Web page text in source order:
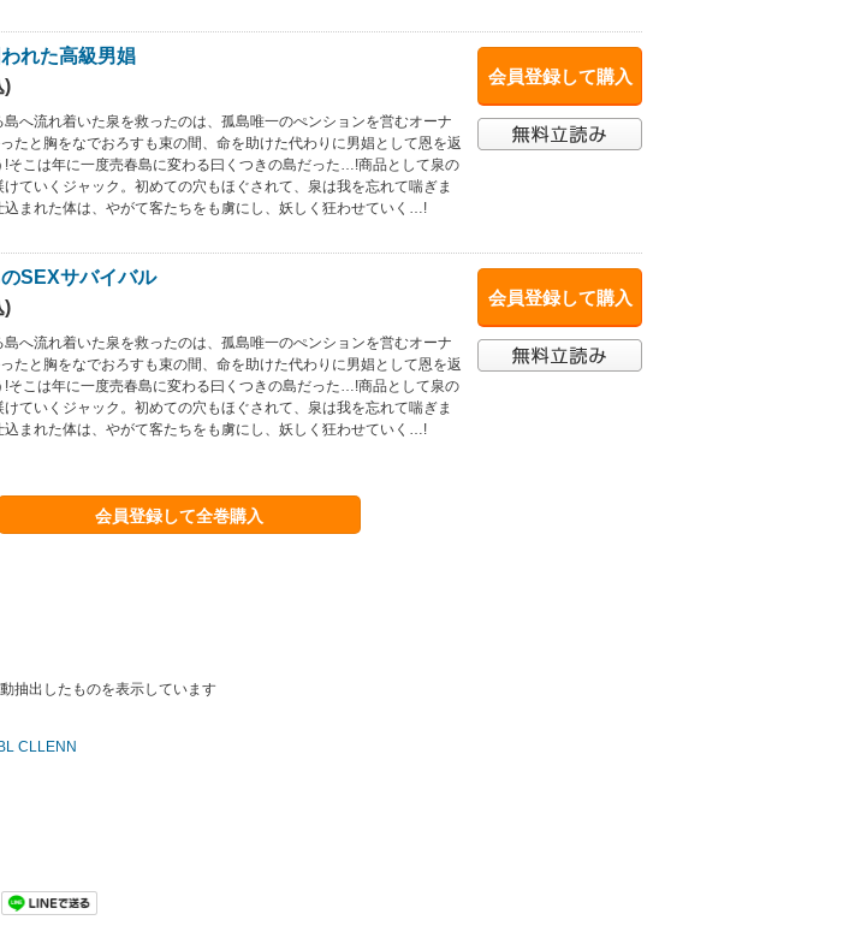
会員登録して購入
れた高級男娼
)
へ流れ着いた泉を救ったのは、孤島唯一のぺンションを営むオーナ
ったと胸をなでおろすも束の間、命を助けた代わりに男娼として恩を返
!そこは年に一度売春島に変わる曰くつきの島だった…!商品として泉の
ていくジャック。初めての穴もほぐされて、泉は我を忘れて喘ぎま
込まれた体は、やがて客たちをも虜にし、妖しく狂わせていく…!
会員登録して購入
SEXサバイバル
)
へ流れ着いた泉を救ったのは、孤島唯一のぺンションを営むオーナ
ったと胸をなでおろすも束の間、命を助けた代わりに男娼として恩を返
!そこは年に一度売春島に変わる曰くつきの島だった…!商品として泉の
ていくジャック。初めての穴もほぐされて、泉は我を忘れて喘ぎま
込まれた体は、やがて客たちをも虜にし、妖しく狂わせていく…!
会員登録して全巻購入
抽出したものを表示しています
BL CLLENN